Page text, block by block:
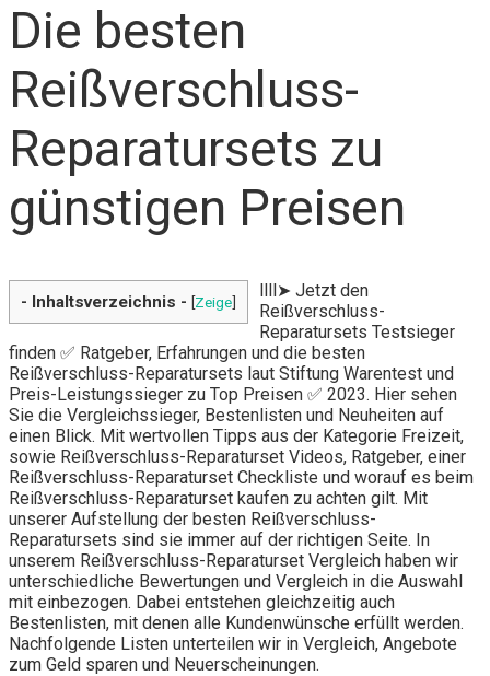
Die besten
Reißverschluss-
Reparatursets zu
günstigen Preisen
- Inhaltsverzeichnis - [Zeige]
llll➤ Jetzt den
Reißverschluss-
Reparatursets Testsieger
finden ✅ Ratgeber, Erfahrungen und die besten
Reißverschluss-Reparatursets laut Stiftung Warentest und
Preis-Leistungssieger zu Top Preisen ✅ 2023. Hier sehen
Sie die Vergleichssieger, Bestenlisten und Neuheiten auf
einen Blick. Mit wertvollen Tipps aus der Kategorie Freizeit,
sowie Reißverschluss-Reparaturset Videos, Ratgeber, einer
Reißverschluss-Reparaturset Checkliste und worauf es beim
Reißverschluss-Reparaturset kaufen zu achten gilt. Mit
unserer Aufstellung der besten Reißverschluss-
Reparatursets sind sie immer auf der richtigen Seite. In
unserem Reißverschluss-Reparaturset Vergleich haben wir
unterschiedliche Bewertungen und Vergleich in die Auswahl
mit einbezogen. Dabei entstehen gleichzeitig auch
Bestenlisten, mit denen alle Kundenwünsche erfüllt werden.
Nachfolgende Listen unterteilen wir in Vergleich, Angebote
zum Geld sparen und Neuerscheinungen.